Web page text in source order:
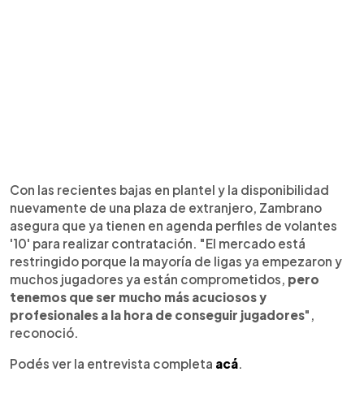
Con las recientes bajas en plantel y la disponibilidad
nuevamente de una plaza de extranjero, Zambrano
asegura que ya tienen en agenda perfiles de volantes
'10' para realizar contratación. "El mercado está
restringido porque la mayoría de ligas ya empezaron y
muchos jugadores ya están comprometidos, pero
tenemos que ser mucho más acuciosos y
profesionales a la hora de conseguir jugadores",
reconoció.
Podés ver la entrevista completa acá.